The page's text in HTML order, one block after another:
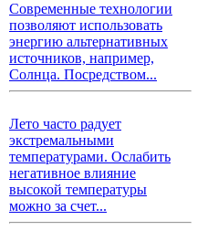
Современные технологии
позволяют использовать
энергию альтернативных
источников, например,
Солнца. Посредством...
Лето часто радует
экстремальными
температурами. Ослабить
негативное влияние
высокой температуры
можно за счет...